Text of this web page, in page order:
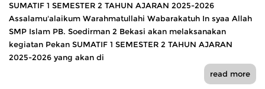
SUMATIF 1 SEMESTER 2 TAHUN AJARAN 2025-2026
Assalamu'alaikum Warahmatullahi Wabarakatuh In syaa Allah
SMP Islam PB. Soedirman 2 Bekasi akan melaksanakan
kegiatan Pekan SUMATIF 1 SEMESTER 2 TAHUN AJARAN
2025-2026 yang akan di
read more